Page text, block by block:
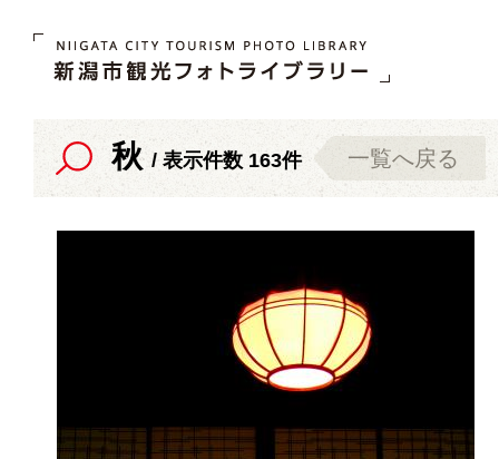
秋 / 表示件数 163件 一覧へ戻る